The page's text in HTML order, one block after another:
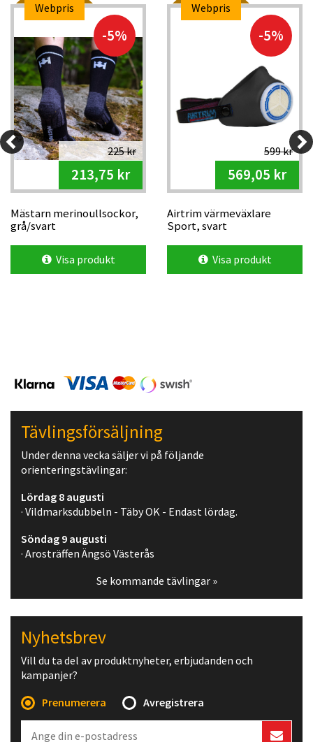
Webpris
-5%
225 kr
213,75 kr
Mästarn merinoullsockor,
grå/svart
Visa produkt
Webpris
-5%
599 kr
569,05 kr
Airtrim värmeväxlare
Sport, svart
Visa produkt
Tävlingsförsäljning
Under denna vecka säljer vi på följande
orienteringstävlingar:
Lördag 8 augusti
· Vildmarksdubbeln - Täby OK - Endast lördag.
Söndag 9 augusti
· Arosträffen Ängsö Västerås
Se kommande tävlingar »
Nyhetsbrev
Vill du ta del av produktnyheter, erbjudanden och
kampanjer?
Prenumerera
Avregistrera